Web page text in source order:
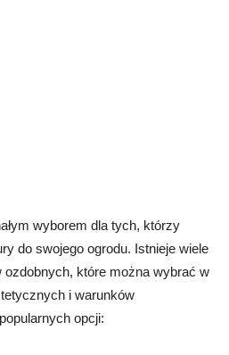
wyborem dla tych, którzy
do swojego ogrodu. Istnieje wiele
które można wybrać w
i warunków
opcji: